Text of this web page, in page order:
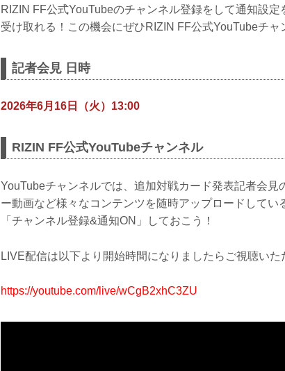
RIZIN FF公式YouTubeのチャンネル登録をして通知設
受け取れる！この機会にぜひRIZIN FF公式YouTubeチャ
記者会見 日時
2026年6月16日（火）13:00
RIZIN FF公式YouTubeチャンネル
YouTubeチャンネルでは、追加対戦カード発表記者会見
ー動画など様々なコンテンツを随時アップロードしてい
「チャンネル登録&通知ON」しておこう！
LIVE配信は以下より開始時間になりましたらご視聴いた
https://youtube.com/live/wCgB2xhC3ZU